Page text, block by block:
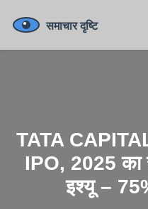
TATA
IPO, 2025 का
इश्यू –